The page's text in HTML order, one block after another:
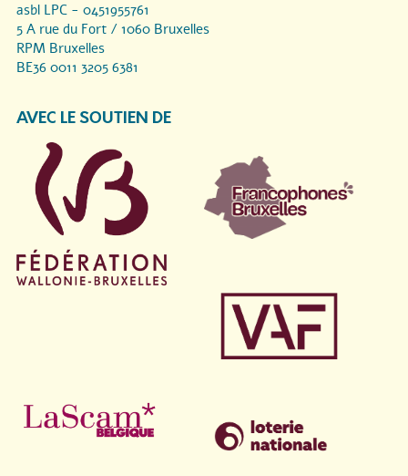
asbl LPC - 0451955761
5 A rue du Fort / 1060 Bruxelles
RPM Bruxelles
BE36 0011 3205 6381
AVEC LE SOUTIEN DE